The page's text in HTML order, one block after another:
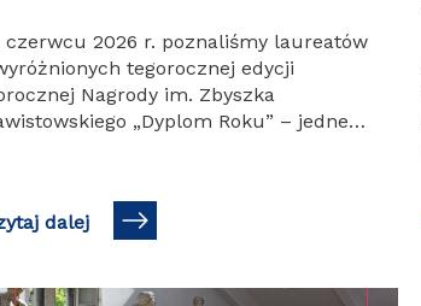
czerwcu 2026 r. poznaliśmy laureatów
tegorocznej edycji
Nagrody im. Zbyszka
„Dyplom Roku” – jednego
dyplomowe młodych architektów.
dalej